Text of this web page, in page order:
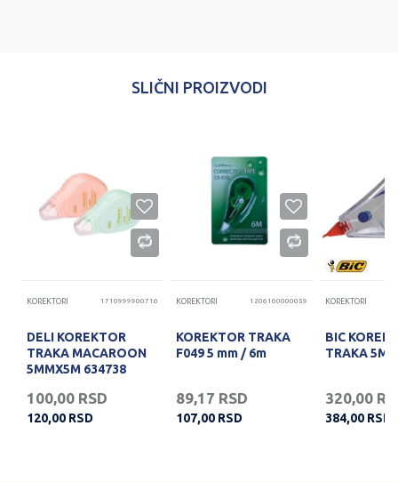
SLIČNI PROIZVODI
KOREKTORI 1710999900716
DELI KOREKTOR
TRAKA MACAROON
5MMX5M 634738
100,00 RSD
120,00 RSD
KOREKTORI 1206100000059
KOREKTOR TRAKA
F049 5 mm / 6m
89,17 RSD
107,00 RSD
KOREKTORI
BIC
TRAKA
320,00
384,00 RSD